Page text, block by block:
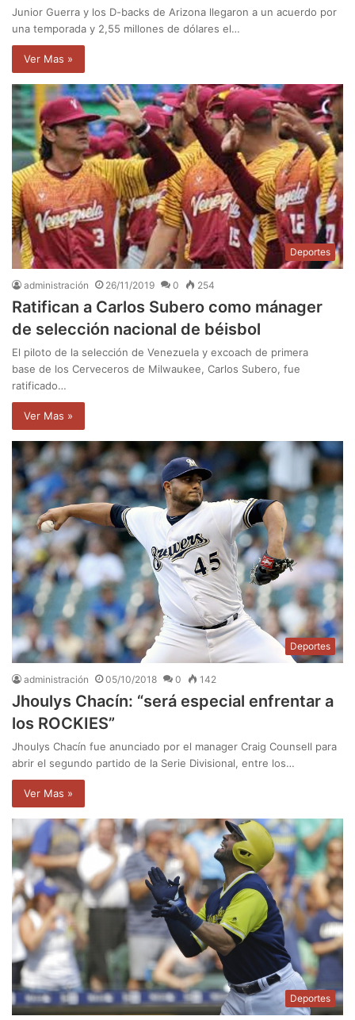
Junior Guerra y los D-backs de Arizona llegaron a un acuerdo por
una temporada y 2,55 millones de dólares el…
Ver Mas »
Deportes
administración 26/11/2019 0 254
Ratifican a Carlos Subero como mánager
de selección nacional de béisbol
El piloto de la selección de Venezuela y excoach de primera
base de los Cerveceros de Milwaukee, Carlos Subero, fue
ratificado…
Ver Mas »
Deportes
administración 05/10/2018 0 142
Jhoulys Chacín: “será especial enfrentar a
los ROCKIES”
Jhoulys Chacín fue anunciado por el manager Craig Counsell para
abrir el segundo partido de la Serie Divisional, entre los…
Ver Mas »
Deportes